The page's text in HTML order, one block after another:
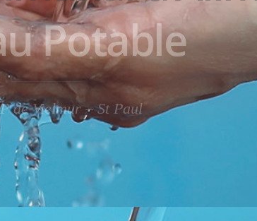
Potable
de Vielmur – St Paul